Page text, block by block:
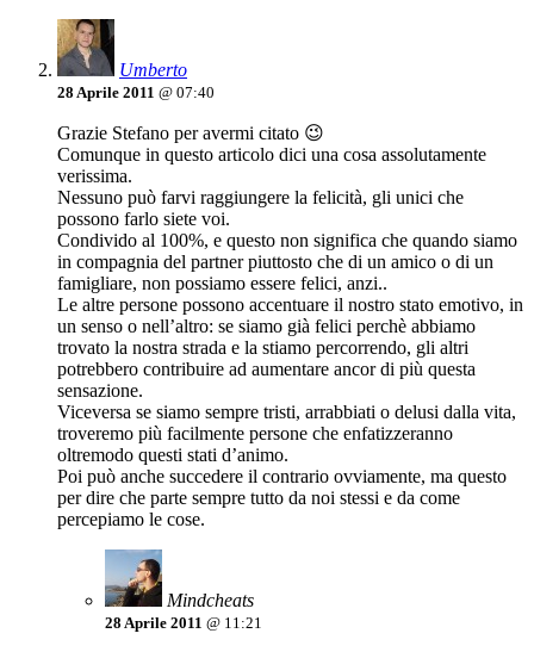
Umberto
28 Aprile 2011 @ 07:40
Grazie Stefano per avermi citato 😉
Comunque in questo articolo dici una cosa assolutamente
verissima.
Nessuno può farvi raggiungere la felicità, gli unici che
possono farlo siete voi.
Condivido al 100%, e questo non significa che quando siamo
in compagnia del partner piuttosto che di un amico o di un
famigliare, non possiamo essere felici, anzi..
Le altre persone possono accentuare il nostro stato emotivo, in
un senso o nell’altro: se siamo già felici perchè abbiamo
trovato la nostra strada e la stiamo percorrendo, gli altri
potrebbero contribuire ad aumentare ancor di più questa
sensazione.
Viceversa se siamo sempre tristi, arrabbiati o delusi dalla vita,
troveremo più facilmente persone che enfatizzeranno
oltremodo questi stati d’animo.
Poi può anche succedere il contrario ovviamente, ma questo
per dire che parte sempre tutto da noi stessi e da come
percepiamo le cose.
Mindcheats
28 Aprile 2011 @ 11:21